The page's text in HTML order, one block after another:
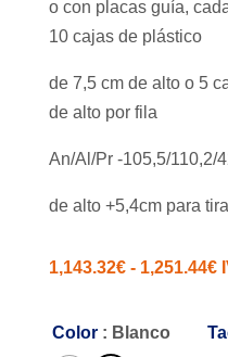
o con placas guía,
10 cajas de plástico
de 7,5 cm de alto o 5
de alto por fila
An/Al/Pr -105,5/110,2/
de alto +5,4cm para
1,143.32€ - 1,251.44€
Color : Blanco